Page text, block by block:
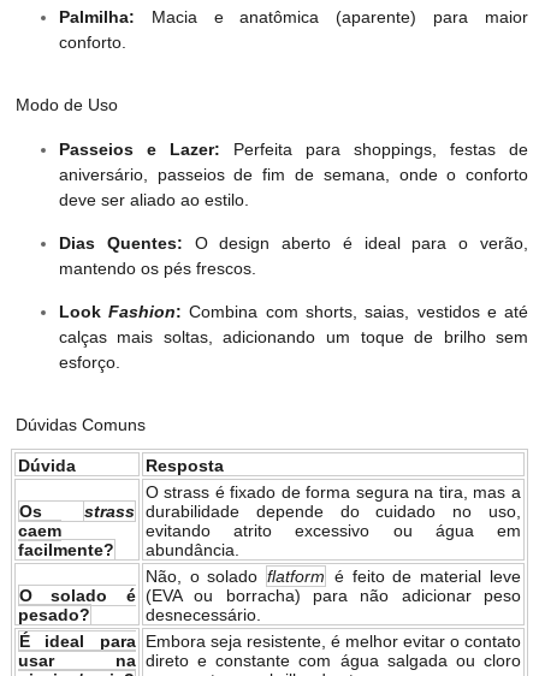
Palmilha: Macia e anatômica (aparente) para maior
conforto.
Modo de Uso
Passeios e Lazer: Perfeita para shoppings, festas de
aniversário, passeios de fim de semana, onde o conforto
deve ser aliado ao estilo.
Dias Quentes: O design aberto é ideal para o verão,
mantendo os pés frescos.
LookFashion: Combina com shorts, saias, vestidos e até
calças mais soltas, adicionando um toque de brilho sem
esforço.
Dúvidas Comuns
Dúvida Resposta
Os strass
caem
facilmente?
O strass é fixado de forma segura na tira, mas a
durabilidade depende do cuidado no uso,
evitando atrito excessivo ou água em
abundância.
O solado é
pesado?
Não, o solado flatform é feito de material leve
(EVA ou borracha) para não adicionar peso
desnecessário.
É ideal para
usar na
Embora seja resistente, é melhor evitar o contato
direto e constante com água salgada ou cloro